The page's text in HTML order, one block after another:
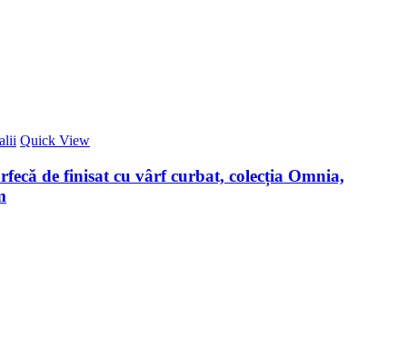
Quick View
de finisat cu vârf curbat, colecția Omnia,